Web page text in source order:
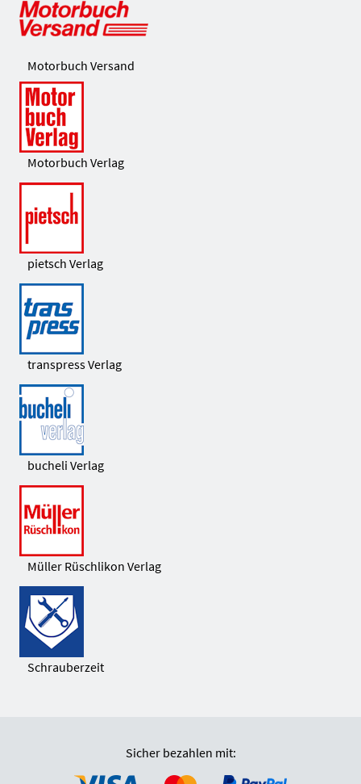
Motorbuch Versand
Motorbuch Verlag
pietsch Verlag
transpress Verlag
bucheli Verlag
Müller Rüschlikon Verlag
Schrauberzeit
Sicher bezahlen mit: